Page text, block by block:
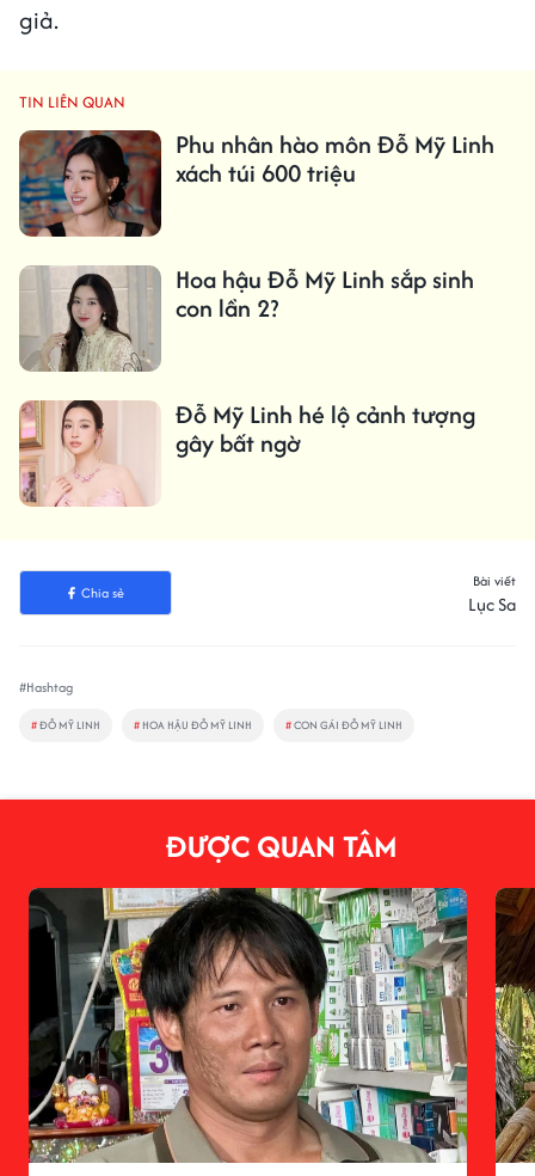
giả.
TIN LIÊN QUAN
Phu nhân hào môn Đỗ Mỹ Linh
xách túi 600 triệu
Hoa hậu Đỗ Mỹ Linh sắp sinh
con lần 2?
Đỗ Mỹ Linh hé lộ cảnh tượng
gây bất ngờ
Chia sẻ
Bài viết
Lục Sa
#Hashtag
#ĐỖ MỸ LINH # HOA HẬU ĐỖ MỸ LINH #CON GÁI ĐỖ MỸ LINH
ĐƯỢC QUAN TÂM